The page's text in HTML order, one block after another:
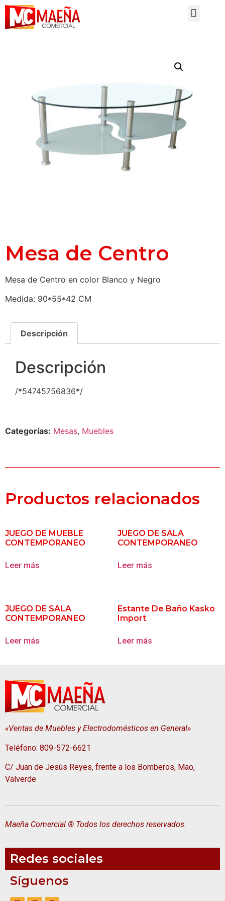
Mesa de Centro
Mesa de Centro en color Blanco y Negro
Medida: 90*55*42 CM
Descripción
Descripción
/*54745756836*/
Categorías: Mesas, Muebles
Productos relacionados
JUEGO DE MUEBLE
CONTEMPORANEO
Leer más
JUEGO DE SALA
CONTEMPORANEO
Leer más
JUEGO DE SALA
CONTEMPORANEO
Leer más
Estante De Baño Kasko
Import
Leer más
«Ventas de Muebles y Electrodomésticos en General»
Teléfono: 809-572-6621
C/ Juan de Jesús Reyes, frente a los Bomberos, Mao,
Valverde
Maeña Comercial ® Todos los derechos reservados.
Redes sociales
Síguenos